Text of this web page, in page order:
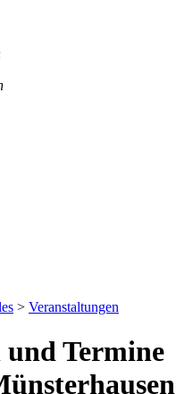
> Veranstaltungen
Termine